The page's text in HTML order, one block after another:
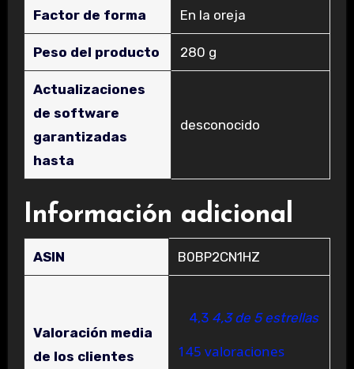
Factor de forma ‎En la oreja
Peso del producto ‎280 g
Actualizaciones
de software
garantizadas
hasta
‎desconocido
Información adicional
ASIN B0BP2CN1HZ
Valoración media
de los clientes
4,3 4,3 de 5 estrellas
145 valoraciones